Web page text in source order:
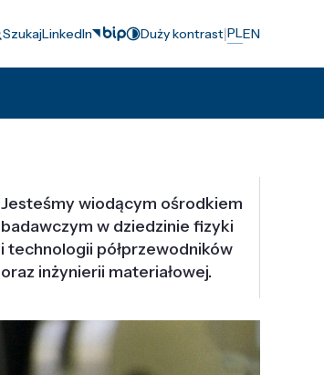
SzukajLinkedIn Duży kontrast|PLEN
Jesteśmy wiodącym ośrodkiem
badawczym w dziedzinie fizyki
i technologii półprzewodników
oraz inżynierii materiałowej.